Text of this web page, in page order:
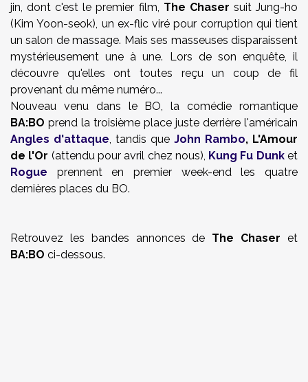
jin, dont c'est le premier film, The Chaser suit Jung-ho
(Kim Yoon-seok), un ex-flic viré pour corruption qui tient
un salon de massage. Mais ses masseuses disparaissent
mystérieusement une à une. Lors de son enquête, il
découvre qu'elles ont toutes reçu un coup de fil
provenant du même numéro...
Nouveau venu dans le BO, la comédie romantique
BA:BO prend la troisième place juste derrière l'américain
Angles d'attaque, tandis que John Rambo, L'Amour
de l'Or (attendu pour avril chez nous), Kung Fu Dunket
Rogue
prennent en premier week-end les quatre
dernières places du BO.
Retrouvez les bandes annonces de The Chaser et
BA:BO ci-dessous.